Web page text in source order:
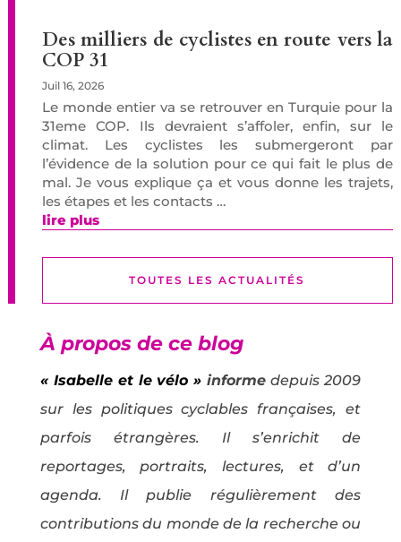
Des milliers de cyclistes en route vers la
COP 31
Juil 16, 2026
Le monde entier va se retrouver en Turquie pour la
31eme COP. Ils devraient s’affoler, enfin, sur le
climat. Les cyclistes les submergeront par
l’évidence de la solution pour ce qui fait le plus de
mal. Je vous explique ça et vous donne les trajets,
les étapes et les contacts …
lire plus
TOUTES LES ACTUALITÉS
À propos de ce blog
« Isabelle et le vélo » informe depuis 2009
sur les politiques cyclables françaises, et
parfois étrangères. Il s’enrichit de
reportages, portraits, lectures, et d’un
agenda. Il publie régulièrement des
contributions du monde de la recherche ou